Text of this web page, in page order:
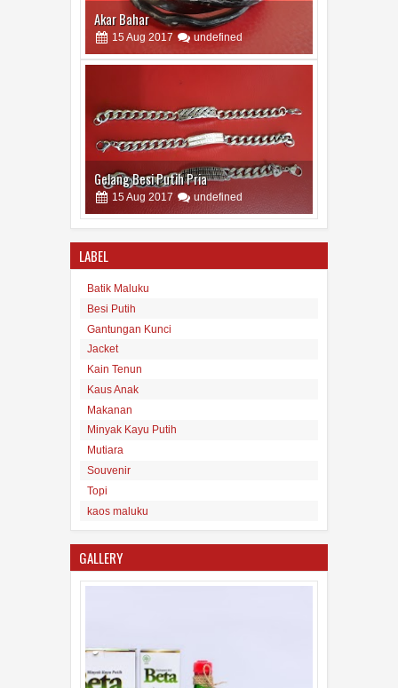
15Aug 2017 undefined
Tas Maluku
15Aug 2017 undefined
Minyak Kayu Putih Asli Maluku
16 Aug 2017
LABEL
Batik Maluku
Besi Putih
Gantungan Kunci
Jacket
Kain Tenun
Kaus Anak
Makanan
Minyak Kayu Putih
Mutiara
Souvenir
Topi
kaos maluku
GALLERY